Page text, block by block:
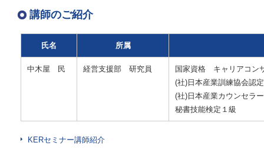
講師のご紹介
氏名 所属
中木屋 民 経営支援部 研究員
国家資格 キャリアコン
(社)日本産業訓練協会認
(社)日本産業カウンセラ
秘書技能検定１級
KERセミナー講師紹介